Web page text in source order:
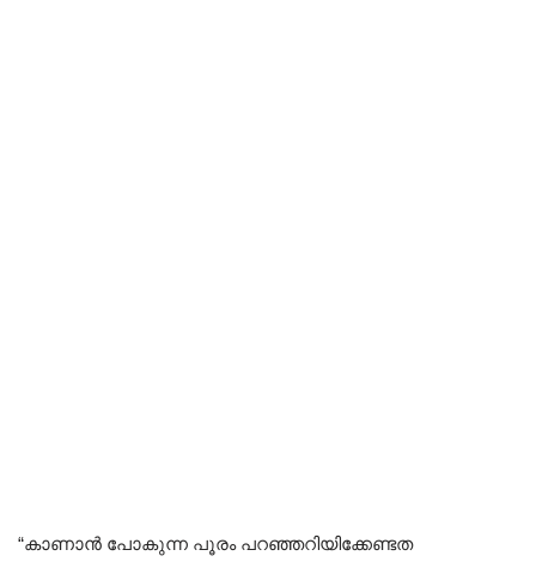
“കാണാൻ പോകുന്ന പൂരം പറഞ്ഞറിയിക്കേണ്ടത